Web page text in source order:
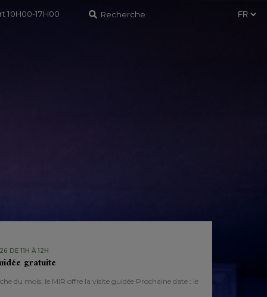
10H00-17H00
DE 11H À 12H
gratuite
du mois, le MIR offre la visite guidée Prochaine date : le